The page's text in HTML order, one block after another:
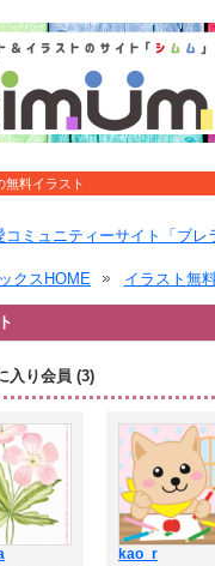
無料イラスト
コミュニティーサイト「ブレ
クスHOME イラスト無
入り会員 (3)
kao_r